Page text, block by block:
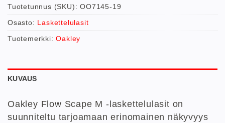
Tuotetunnus (SKU):OO7145-19
Osasto: Laskettelulasit
Tuotemerkki:Oakley
KUVAUS
Oakley Flow Scape M -laskettelulasit on
suunniteltu tarjoamaan erinomainen näkyvyys